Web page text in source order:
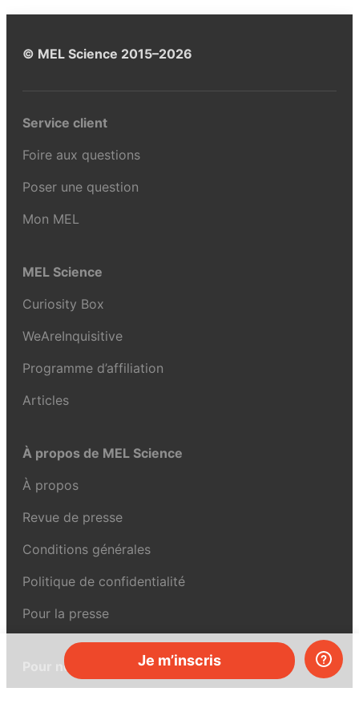
Je m’inscris
© MEL Science 2015–2026
Service client
Foire aux questions
Poser une question
Mon MEL
MEL Science
Curiosity Box
WeAreInquisitive
Programme d’affiliation
Articles
À propos de MEL Science
À propos
Revue de presse
Conditions générales
Politique de confidentialité
Pour la presse
Pour nous joindre